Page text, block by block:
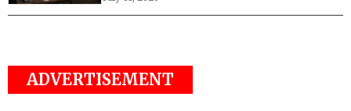
ADVERTISEMENT